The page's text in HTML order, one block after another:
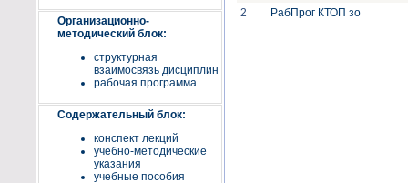
Организационно-
методический блок:
структурная
взаимосвязь дисциплин
рабочая программа
Содержательный блок:
конспект лекций
учебно-методические
указания
учебные пособия
2
РабПрог КТОП зо